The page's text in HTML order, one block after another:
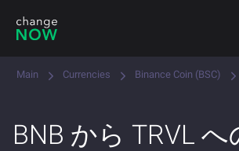
Main Currencies Binance Coin (BSC)
BNB から TRVL